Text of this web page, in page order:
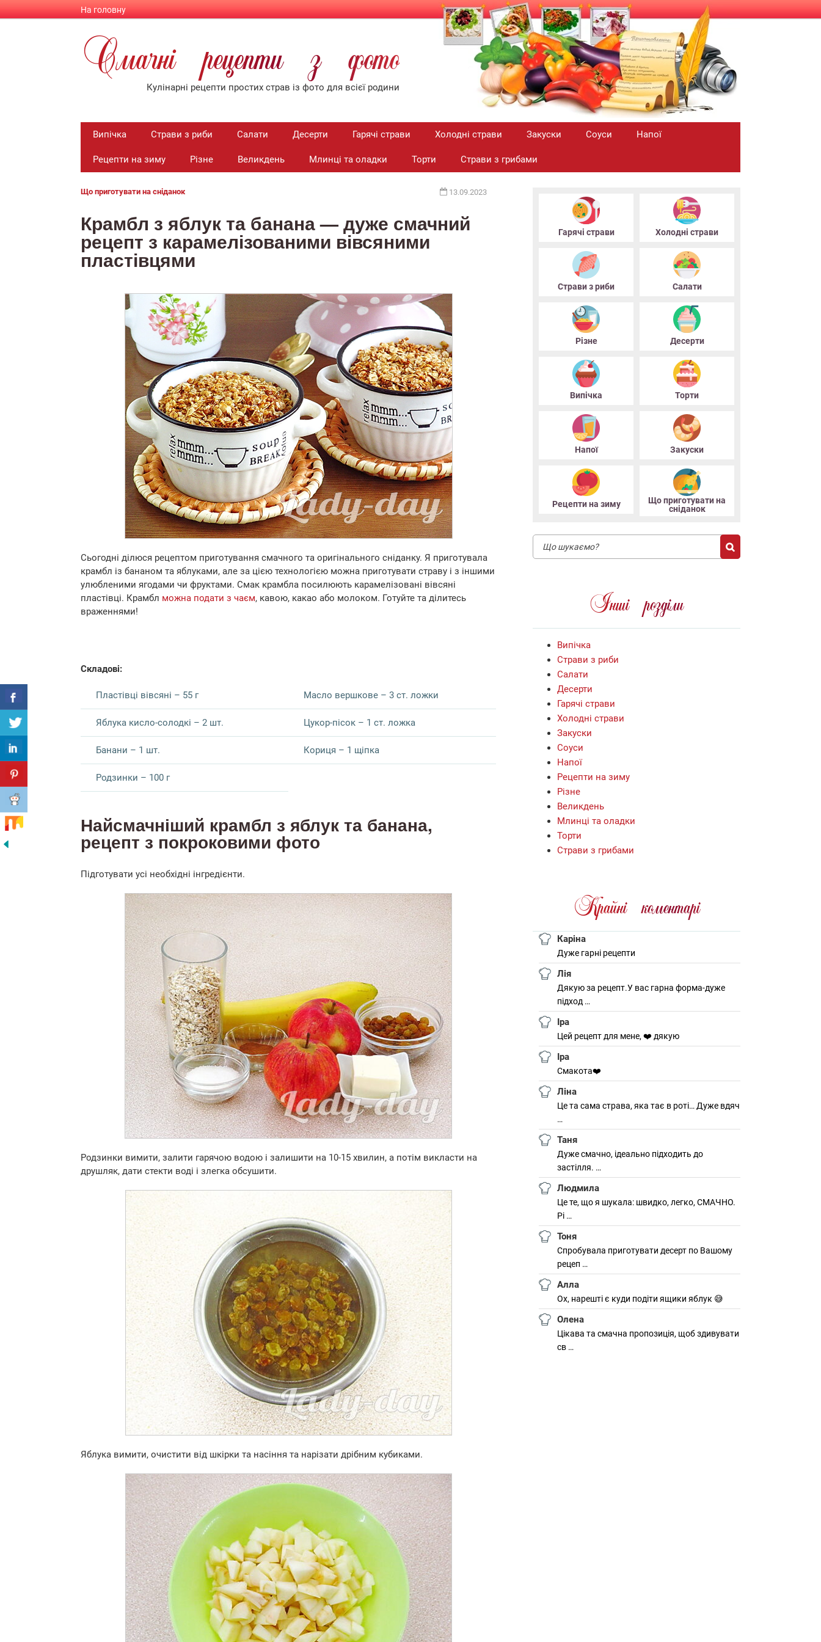
На головну
Смачнi рецепти з фото
Кулiнарнi рецепти простих страв iз фото для всiєї родини
Випiчка Страви з риби Салати Десерти Гарячі страви Холодні страви Закуски Соуси Напої
Рецепти на зиму Різне Великдень Млинці та оладки Торти Страви з грибами
Що приготувати на снiданок 13.09.2023
Крамбл з яблук та банана — дуже смачний
рецепт з карамелізованими вівсяними
пластівцями
Сьогодні ділюся рецептом приготування смачного та оригінального сніданку. Я приготувала
крамбл із бананом та яблуками, але за цією технологією можна приготувати страву і з іншими
улюбленими ягодами чи фруктами. Смак крамбла посилюють карамелізовані вівсяні
пластівці. Крамбл можна подати з чаєм, кавою, какао або молоком. Готуйте та ділитесь
враженнями!
Складові:
Пластівці вівсяні – 55 г
Яблука кисло-солодкі – 2 шт.
Банани – 1 шт.
Родзинки – 100 г
Масло вершкове – 3 ст. ложки
Цукор-пісок – 1 ст. ложка
Кориця – 1 щіпка
Найсмачніший крамбл з яблук та банана,
рецепт з покроковими фото
Підготувати усі необхідні інгредієнти.
Родзинки вимити, залити гарячою водою і залишити на 10-15 хвилин, а потім викласти на
друшляк, дати стекти воді і злегка обсушити.
Яблука вимити, очистити від шкірки та насіння та нарізати дрібним кубиками.
Гарячі страви Холодні страви
Страви з риби Салати
Різне Десерти
Випiчка Торти
Напої Закуски
Рецепти на зиму
Що приготувати на
снiданок
Iншi роздiли
Випiчка
Страви з риби
Салати
Десерти
Гарячі страви
Холодні страви
Закуски
Соуси
Напої
Рецепти на зиму
Різне
Великдень
Млинці та оладки
Торти
Страви з грибами
Крайнi коментарi
Каріна
Дуже гарні рецепти
Лія
Дякую за рецепт.У вас гарна форма-дуже
підход …
Іра
Цей рецепт для мене, ❤️ дякую
Іра
Смакота❤️
Ліна
Це та сама страва, яка тає в роті… Дуже вдяч
…
Таня
Дуже смачно, ідеально підходить до
застілля. …
Людмила
Це те, що я шукала: швидко, легко, СМАЧНО.
Рі …
Тоня
Спробувала приготувати десерт по Вашому
рецеп …
Алла
Ох, нарешті є куди подіти ящики яблук 😅
Олена
Цікава та смачна пропозиція, щоб здивувати
св …